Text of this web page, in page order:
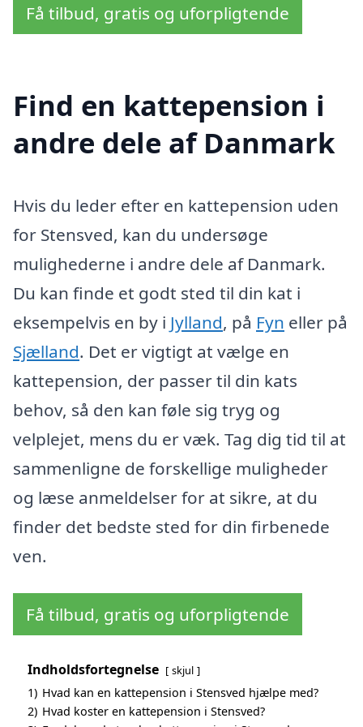
Få tilbud, gratis og uforpligtende
Find en kattepension i
andre dele af Danmark
Hvis du leder efter en kattepension uden
for Stensved, kan du undersøge
mulighederne i andre dele af Danmark.
Du kan finde et godt sted til din kat i
eksempelvis en by i Jylland, på Fyn eller på
Sjælland. Det er vigtigt at vælge en
kattepension, der passer til din kats
behov, så den kan føle sig tryg og
velplejet, mens du er væk. Tag dig tid til at
sammenligne de forskellige muligheder
og læse anmeldelser for at sikre, at du
finder det bedste sted for din firbenede
ven.
Få tilbud, gratis og uforpligtende
Indholdsfortegnelse skjul
1) Hvad kan en kattepension i Stensved hjælpe med?
2) Hvad koster en kattepension i Stensved?